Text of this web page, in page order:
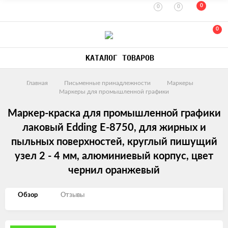
0 0 0
0
КАТАЛОГ ТОВАРОВ
Главная Письменные принадлежности
Маркеры
Маркеры для промышленной графики
Маркер-краска для промышленной графики
лаковый Edding E-8750, для жирных и
пыльных поверхностей, круглый пишущий
узел 2 - 4 мм, алюминиевый корпус, цвет
чернил оранжевый
Обзор Отзывы